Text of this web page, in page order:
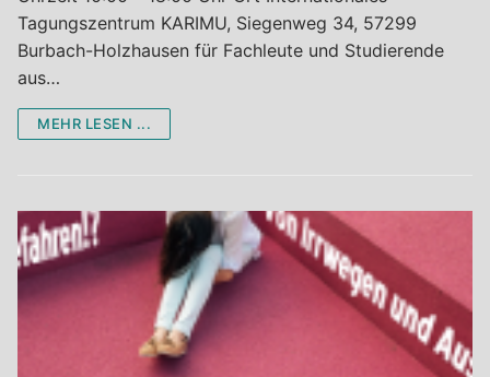
Tagungszentrum KARIMU, Siegenweg 34, 57299
Burbach-Holzhausen für Fachleute und Studierende
aus…
MEHR LESEN ...